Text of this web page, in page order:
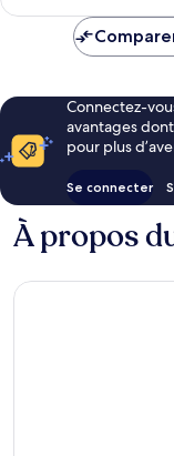
Connectez-
avantages
pour plus
Se connecter
À propos